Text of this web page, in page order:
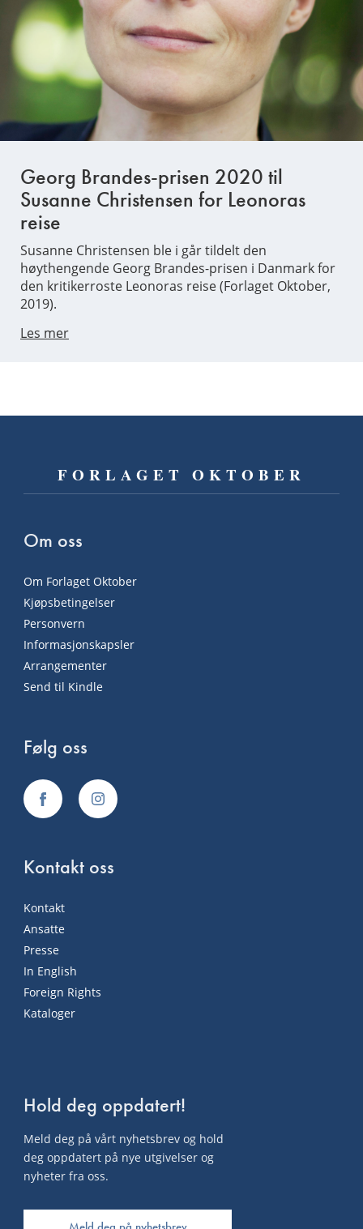
Georg Brandes-prisen 2020 til
Susanne Christensen for Leonoras
reise
Susanne Christensen ble i går tildelt den
høythengende Georg Brandes-prisen i Danmark for
den kritikerroste Leonoras reise (Forlaget Oktober,
2019).
Les mer
FORLAGET OKTOBER
Om oss
Om Forlaget Oktober
Kjøpsbetingelser
Personvern
Informasjonskapsler
Arrangementer
Send til Kindle
Følg oss
Kontakt oss
Kontakt
Ansatte
Presse
In English
Foreign Rights
Kataloger
Hold deg oppdatert!
Meld deg på vårt nyhetsbrev og hold
deg oppdatert på nye utgivelser og
nyheter fra oss.